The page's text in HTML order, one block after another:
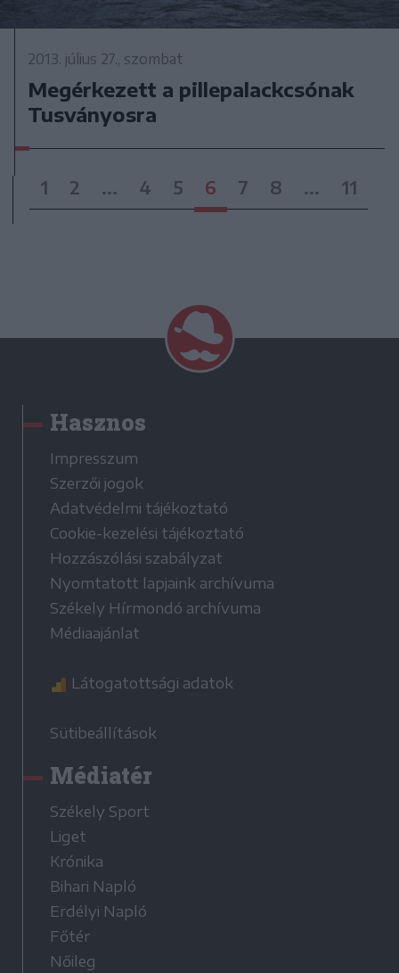
2013. július 27., szombat
Megérkezett a pillepalackcsónak
Tusványosra
1 2 ... 4 5 6 7 8 ... 11
Hasznos
Impresszum
Szerzői jogok
Adatvédelmi tájékoztató
Cookie-kezelési tájékoztató
Hozzászólási szabályzat
Nyomtatott lapjaink archívuma
Székely Hírmondó archívuma
Médiaajánlat
Látogatottsági adatok
Sütibeállítások
Médiatér
Székely Sport
Liget
Krónika
Bihari Napló
Erdélyi Napló
Főtér
Nőileg